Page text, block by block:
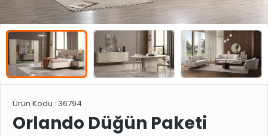
Ürün Kodu : 36794
Orlando Düğün Paketi